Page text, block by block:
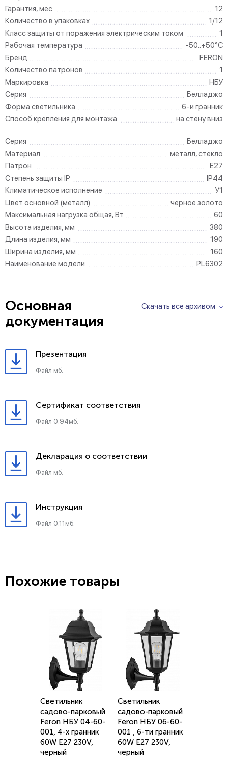
Гарантия, мес
12
Количество в упаковках
1/12
Класс защиты от поражения электрическим током
1
Рабочая температура
-50..+50°C
Бренд
FERON
Количество патронов
1
Маркировка
НБУ
Серия
Белладжо
Форма светильника
6-и гранник
Способ крепления для монтажа
на стену вниз
Серия
Белладжо
Материал
металл, стекло
Патрон
E27
Степень защиты IP
IP44
Климатическое исполнение
У1
Цвет основной (металл)
черное золото
Максимальная нагрузка общая, Вт
60
Высота изделия, мм
380
Длина изделия, мм
190
Ширина изделия, мм
160
Наименование модели
PL6302
Скачать все архивом
Основная
документация
Презентация
Файл мб.
Сертификат соответствия
Файл 0.94мб.
Декларация о соответствии
Файл мб.
Инструкция
Файл 0.11мб.
Похожие товары
Светильник
садово-парковый
Feron НБУ 04-60-
001, 4-х гранник
60W E27 230V,
черный
Светильник
садово-парковый
Feron НБУ 06-60-
001 , 6-ти гранник
60W E27 230V,
черный